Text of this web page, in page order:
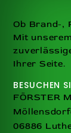
Ob Brand-,
Mit
Ihrer Seite.
BESUCHEN
FÖRSTER
06886